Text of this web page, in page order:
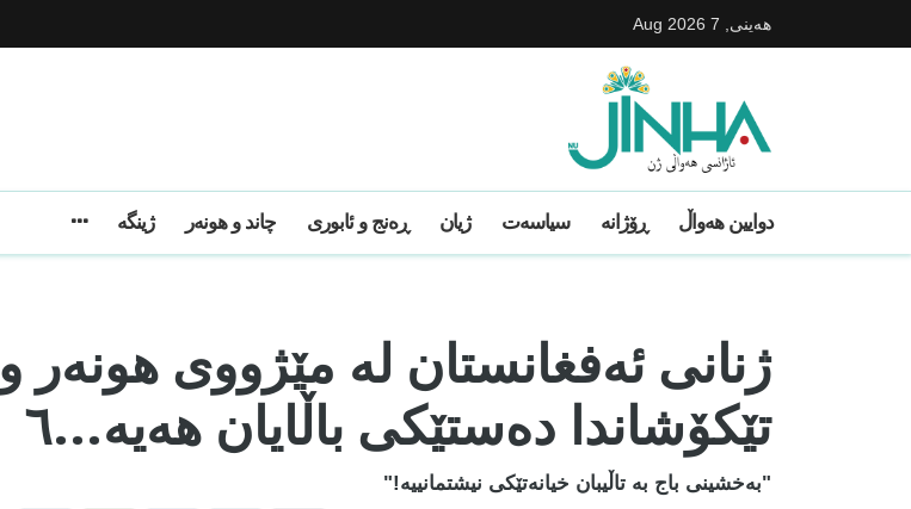
هه‌ینی, 7 Aug 2026
دوایین ھەواڵ ڕۆژانە سیاسەت ژیان ڕەنج و ئابوری چاند و هونەر ژینگه
ژنانی ئەفغانستان لە مێژووی هونەر و
تێکۆشاندا دەستێکی باڵایان هەیە...٦
"بەخشینی باج بە تاڵیبان خیانەتێکی نیشتمانییە!"